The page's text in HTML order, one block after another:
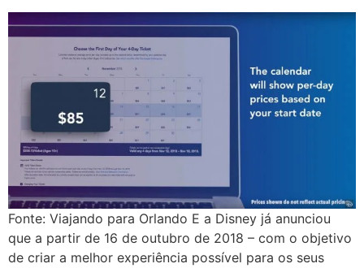
Fonte: Viajando para Orlando E a Disney já anunciou
que a partir de 16 de outubro de 2018 – com o objetivo
de criar a melhor experiência possível para os seus